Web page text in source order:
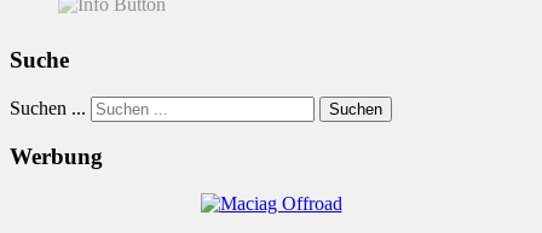
Suche
Suchen ... Suchen
Werbung